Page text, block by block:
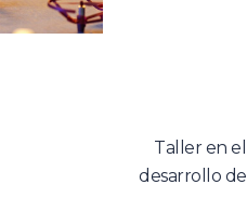
Taller en
desarrollo